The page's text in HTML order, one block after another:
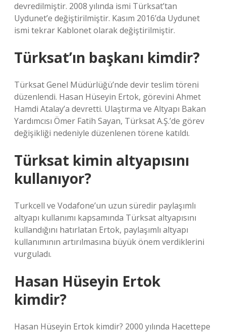
devredilmiştir. 2008 yılında ismi Türksat’tan
Uydunet’e değiştirilmiştir. Kasım 2016’da Uydunet
ismi tekrar Kablonet olarak değiştirilmiştir.
Türksat’ın başkanı kimdir?
Türksat Genel Müdürlüğü’nde devir teslim töreni
düzenlendi. Hasan Hüseyin Ertok, görevini Ahmet
Hamdi Atalay’a devretti. Ulaştırma ve Altyapı Bakan
Yardımcısı Ömer Fatih Sayan, Türksat A.Ş.’de görev
değişikliği nedeniyle düzenlenen törene katıldı.
Türksat kimin altyapısını
kullanıyor?
Turkcell ve Vodafone’un uzun süredir paylaşımlı
altyapı kullanımı kapsamında Türksat altyapısını
kullandığını hatırlatan Ertok, paylaşımlı altyapı
kullanımının artırılmasına büyük önem verdiklerini
vurguladı.
Hasan Hüseyin Ertok
kimdir?
Hasan Hüseyin Ertok kimdir? 2000 yılında Hacettepe